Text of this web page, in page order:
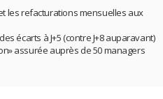
les refacturations mensuelles aux
écarts à J+5 (contre J+8 auparavant)
assurée auprès de 50 managers